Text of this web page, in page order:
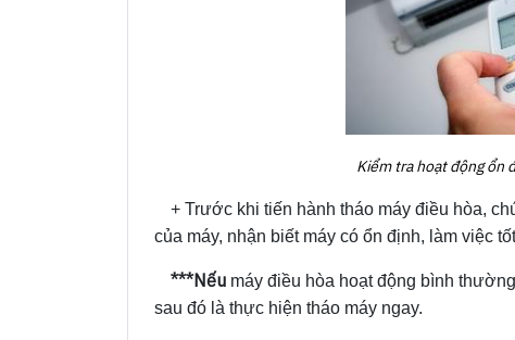
Kiểm tra hoạt động ổn
+ Trước khi tiến hành tháo máy điều hòa,
của máy, nhận biết máy có ổn định, làm việc
***Nếu máy điều hòa hoạt động bình
sau đó là thực hiện tháo máy ngay.